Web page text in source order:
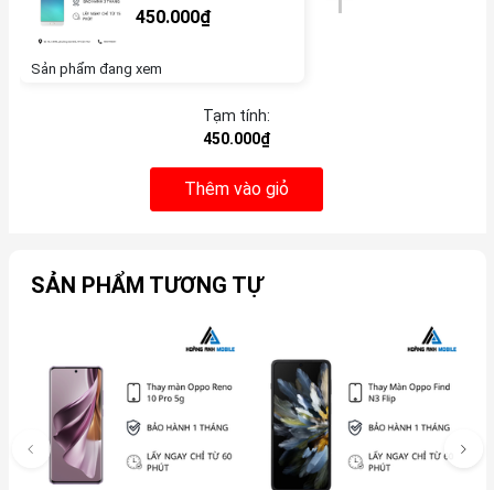
450.000₫
Sản phẩm đang xem
Tạm tính:
450.000₫
Thêm vào giỏ
SẢN PHẨM TƯƠNG TỰ